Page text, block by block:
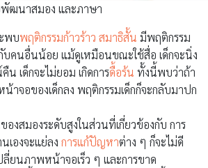
ฒนาสมอง และภาษา
พบพฤติกรรมก้าวร้าว สมาธิสั้น มีพฤติกรรม
บคนอื่นน้อย แม้ดูเหมือนขณะใช้สื่อ เด็กจะนิ่ง
เด็กจะไม่ยอม เกิดการดื้อร้น ทั้งนี้พบว่าถ้า
าจอของเด็กลง พฤติกรรมเด็กก็จะกลับมาปก
องสมองระดับสูงในส่วนที่เกี่ยวข้องกับ การ
เองจะแย่ลง การแก้ปัญหาต่าง ๆ ก็จะไม่ดี
ลี่ยนภาพหน้าจอเร็ว ๆ และการขาด